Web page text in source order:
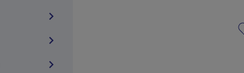
chevron_right
chevron_right
chevron_right